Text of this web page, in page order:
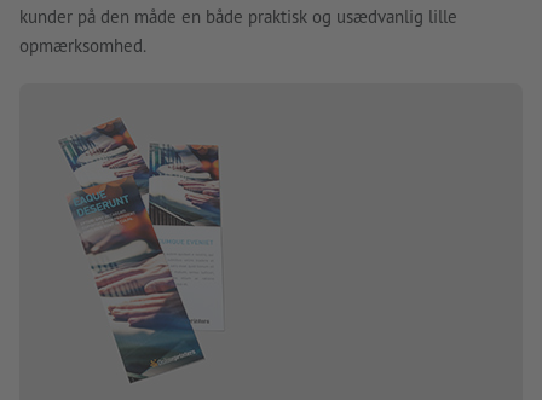
kunder på den måde en både praktisk og usædvanlig lille
opmærksomhed.